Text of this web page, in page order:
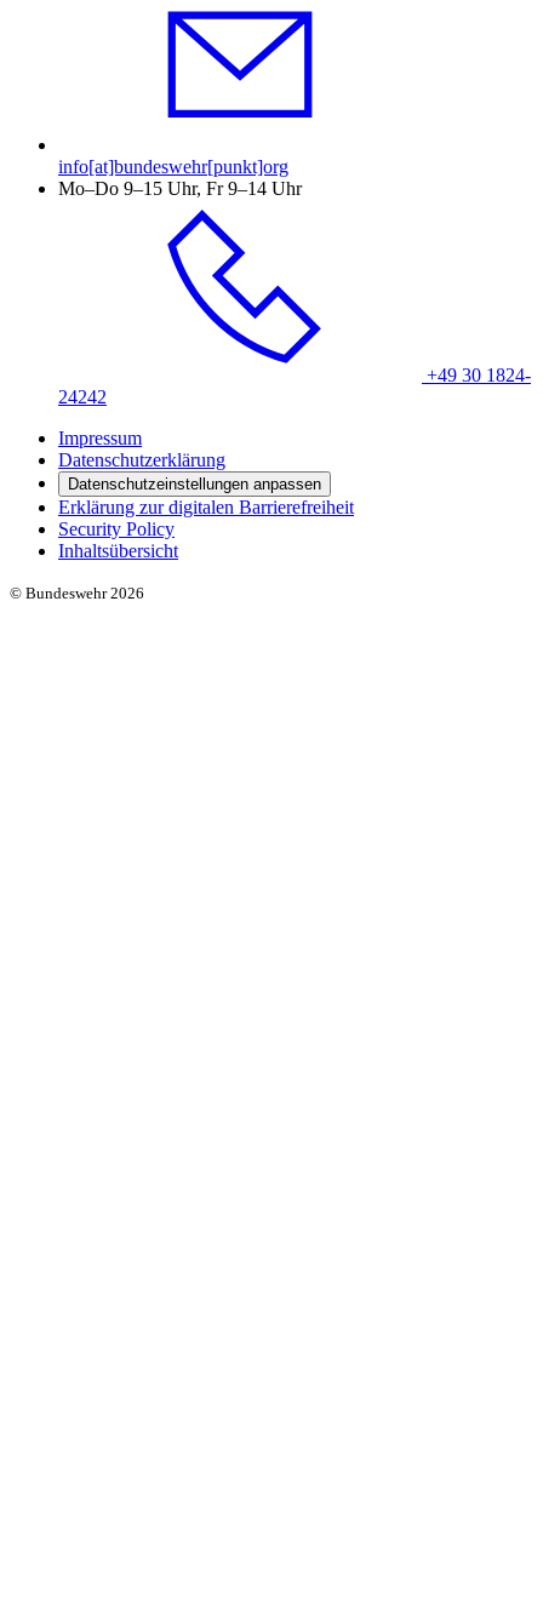
info[at]bundeswehr[punkt]org
Mo–Do 9–15 Uhr, Fr 9–14 Uhr
+49 30 1824-
24242
Impressum
Datenschutzerklärung
Datenschutzeinstellungen anpassen
Erklärung zur digitalen Barrierefreiheit
Security Policy
Inhaltsübersicht
© Bundeswehr 2026